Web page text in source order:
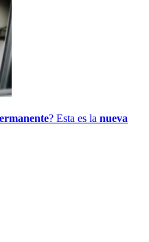
? Esta es la nueva